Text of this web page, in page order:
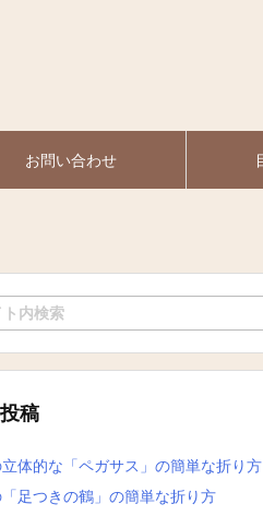
お問い合わせ
稿
体的な「ペガサス」の簡単な折り方
足つきの鶴」の簡単な折り方